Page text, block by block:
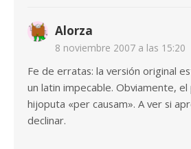
Alorza
8 noviembre 2007 a las 15:20
Fe de erratas: la versión original
un latin impecable. Obviamente,
hijoputa «per causam». A ver si
declinar.